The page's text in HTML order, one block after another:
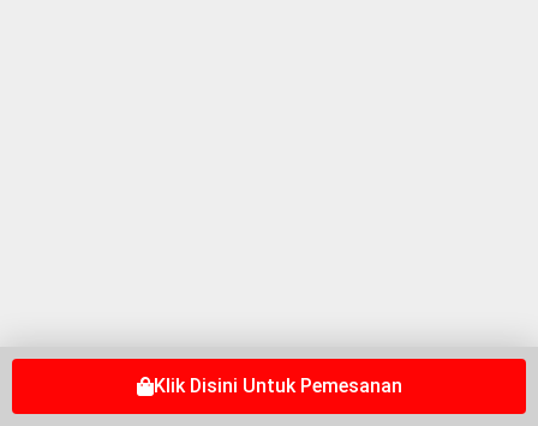
Klik Disini Untuk Pemesanan